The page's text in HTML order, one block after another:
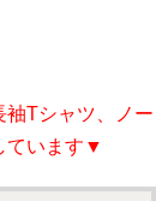
Tシャツ、ノー
ています▼